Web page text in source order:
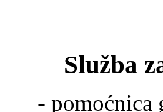
Služba
- pomoćnica